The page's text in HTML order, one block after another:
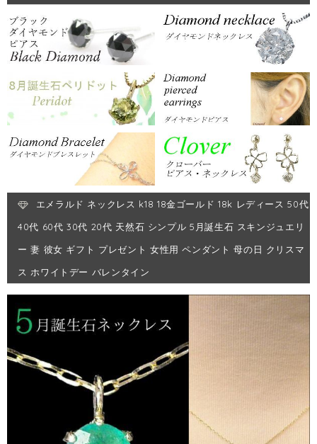
エメラルド ネックレス k18 18金ゴールド 18k レディース 50代
40代 60代 30代 20代 天然石 シンプル 5月誕生石 スキンジュエリ
ー 妻 彼女 ギフト プレゼント 女性用 ペンダント 母の日 クリスマ
ス ホワイトデー バレンタイン